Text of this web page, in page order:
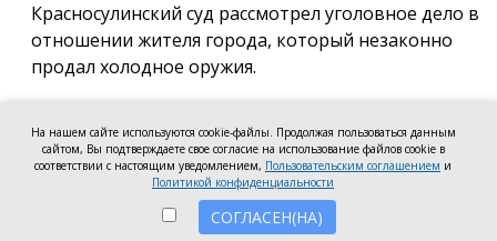
Красносулинский суд рассмотрел уголовное дело в
отношении жителя города, который незаконно
продал холодное оружия.
разместил на своей странице в социальной сети
объявление о продаже за 2 тысячи рублей
найденного им кастета. Этот вид самодельный
инструмент относится к категории ударно-
На нашем сайте используются cookie-файлы. Продолжая пользоваться данным
сайтом, Вы подтверждаете свое согласие на использование файлов cookie в
соответствии с настоящим уведомлением, Пользовательским соглашением и
Политикой конфиденциальности
СОГЛАСЕН(НА)